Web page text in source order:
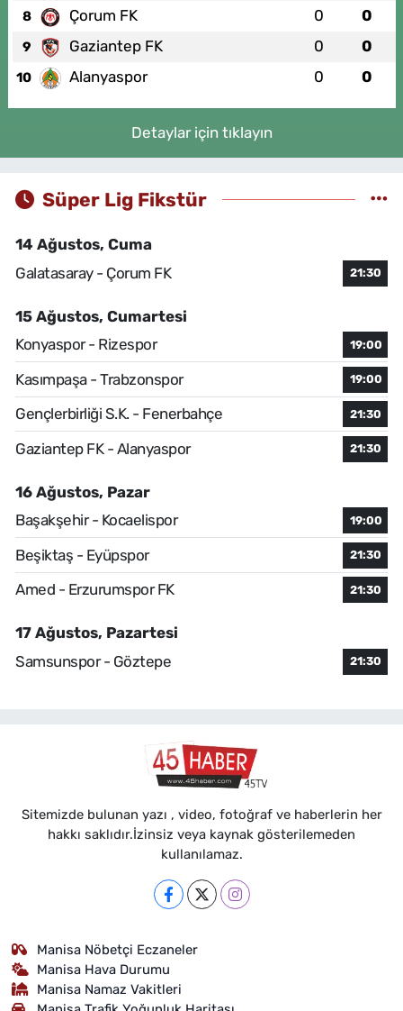
8 Çorum FK 0 0
9 Gaziantep FK 0 0
10 Alanyaspor 0 0
Detaylar için tıklayın
Süper Lig Fikstür
14 Ağustos, Cuma
Galatasaray - Çorum FK
21:30
15 Ağustos, Cumartesi
Konyaspor - Rizespor
19:00
Kasımpaşa - Trabzonspor 19:00
Gençlerbirliği S.K. - Fenerbahçe 21:30
Gaziantep FK - Alanyaspor 21:30
16 Ağustos, Pazar
Başakşehir - Kocaelispor
19:00
Beşiktaş - Eyüpspor 21:30
Amed - Erzurumspor FK 21:30
17 Ağustos, Pazartesi
Samsunspor - Göztepe
21:30
Sitemizde bulunan yazı , video, fotoğraf ve haberlerin her
hakkı saklıdır.İzinsiz veya kaynak gösterilemeden
kullanılamaz.
Manisa Nöbetçi Eczaneler
Manisa Hava Durumu
Manisa Namaz Vakitleri